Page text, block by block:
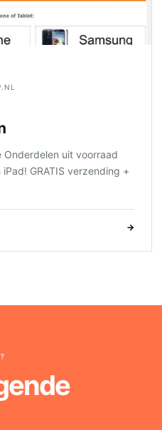
Onderdelen uit voorraad
GRATIS verzending +
→